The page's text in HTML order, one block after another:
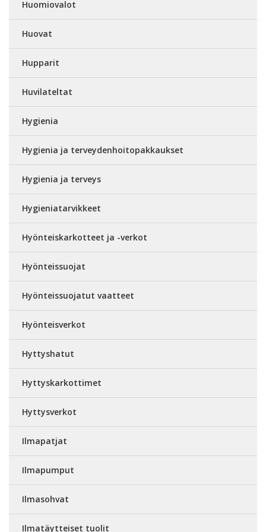
Huomiovalot
Huovat
Hupparit
Huvilateltat
Hygienia
Hygienia ja terveydenhoitopakkaukset
Hygienia ja terveys
Hygieniatarvikkeet
Hyönteiskarkotteet ja -verkot
Hyönteissuojat
Hyönteissuojatut vaatteet
Hyönteisverkot
Hyttyshatut
Hyttyskarkottimet
Hyttysverkot
Ilmapatjat
Ilmapumput
Ilmasohvat
Ilmatäytteiset tuolit